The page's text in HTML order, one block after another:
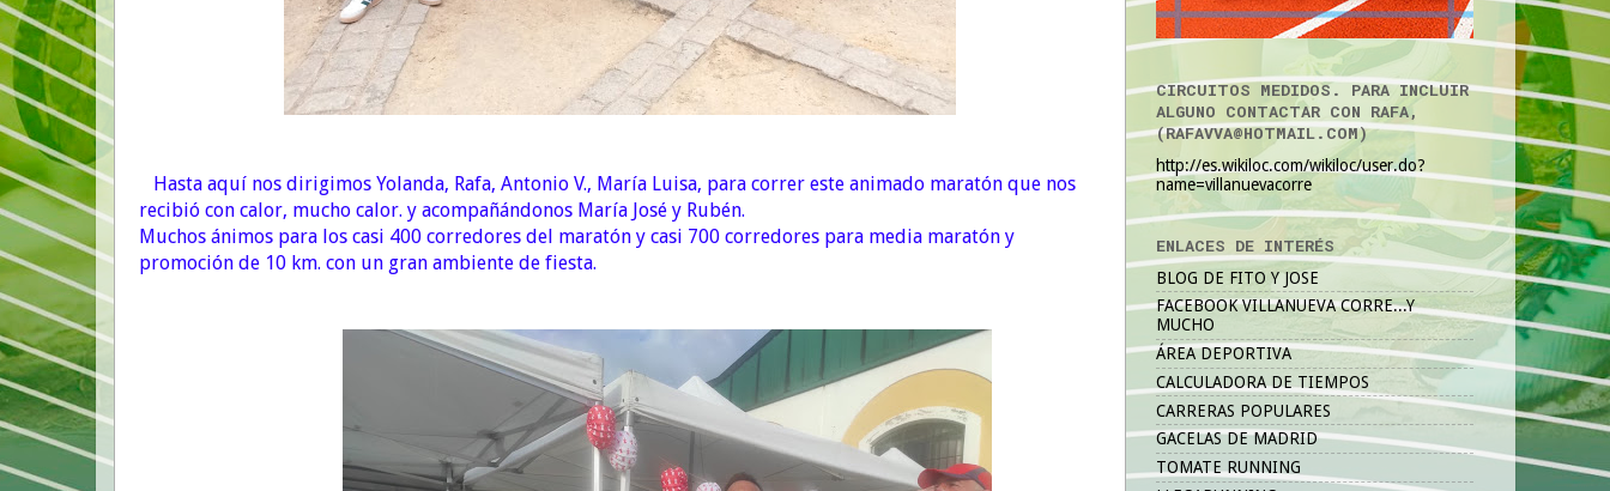
Hasta aquí nos dirigimos Yolanda, Rafa, Antonio V., María Luisa, para correr este animado maratón que nos
recibió con calor, mucho calor. y acompañándonos María José y Rubén.
Muchos ánimos para los casi 400 corredores del maratón y casi 700 corredores para media maratón y
promoción de 10 km. con un gran ambiente de fiesta.
CIRCUITOS MEDIDOS. PARA INCLUIR
ALGUNO CONTACTAR CON RAFA,
(RAFAVVA@HOTMAIL.COM)
http://es.wikiloc.com/wikiloc/user.do?
name=villanuevacorre
ENLACES DE INTERÉS
BLOG DE FITO Y JOSE
FACEBOOK VILLANUEVA CORRE...Y
MUCHO
ÁREA DEPORTIVA
CALCULADORA DE TIEMPOS
CARRERAS POPULARES
GACELAS DE MADRID
TOMATE RUNNING